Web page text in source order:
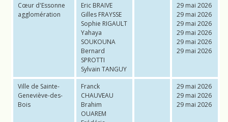
Cœur d'Essonne
agglomération
Eric BRAIVE
Gilles FRAYSSE
Sophie RIGAULT
Yahaya
SOUKOUNA
Bernard
SPROTTI
Sylvain TANGUY
29 mai 2026
29 mai 2026
29 mai 2026
29 mai 2026
29 mai 2026
29 mai 2026
Ville de Sainte-
Geneviève-des-
Bois
Franck
CHAUVEAU
Brahim
OUAREM
29 mai 2026
29 mai 2026
29 mai 2026